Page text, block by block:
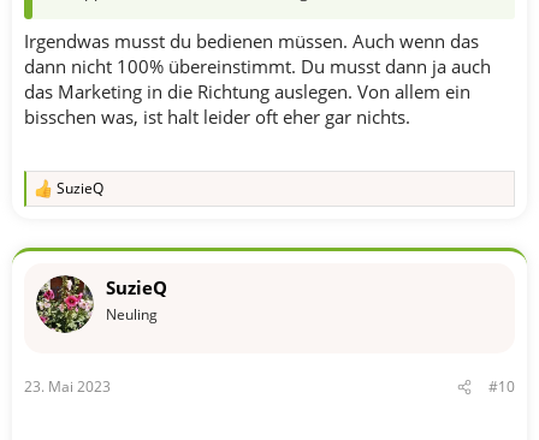
Irgendwas musst du bedienen müssen. Auch wenn das
dann nicht 100% übereinstimmt. Du musst dann ja auch
das Marketing in die Richtung auslegen. Von allem ein
bisschen was, ist halt leider oft eher gar nichts.
R
k
o
:
SuzieQ
SuzieQ
Neuling
23. Mai 2023 #10